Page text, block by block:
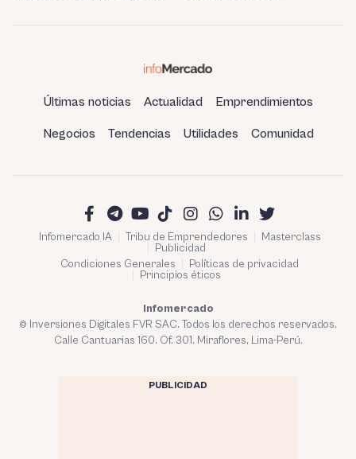
Últimas noticias Actualidad Emprendimientos
Negocios Tendencias Utilidades Comunidad
Infomercado IA Tribu de Emprendedores
Masterclass
Publicidad
Condiciones Generales
Políticas de privacidad
Principios éticos
Infomercado
© Inversiones Digitales FVR SAC. Todos los derechos reservados.
Calle Cantuarias 160. Of. 301. Miraflores, Lima-Perú.
PUBLICIDAD